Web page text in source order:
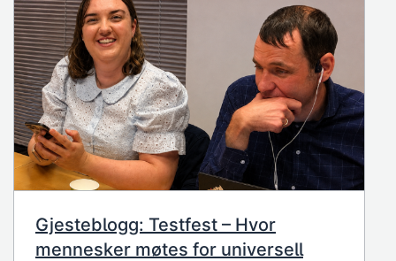
Gjesteblogg: Testfest – Hvor
mennesker møtes for universell